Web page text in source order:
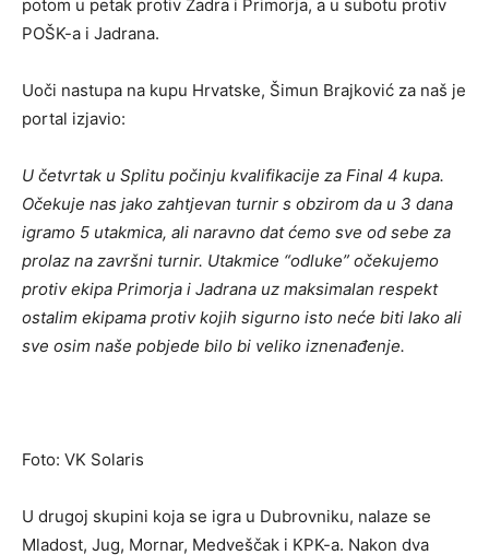
potom u petak protiv Zadra i Primorja, a u subotu protiv
POŠK-a i Jadrana.
Uoči nastupa na kupu Hrvatske, Šimun Brajković za naš je
portal izjavio:
U četvrtak u Splitu počinju kvalifikacije za Final 4 kupa.
Očekuje nas jako zahtjevan turnir s obzirom da u 3 dana
igramo 5 utakmica, ali naravno dat ćemo sve od sebe za
prolaz na završni turnir. Utakmice “odluke” očekujemo
protiv ekipa Primorja i Jadrana uz maksimalan respekt
ostalim ekipama protiv kojih sigurno isto neće biti lako ali
sve osim naše pobjede bilo bi veliko iznenađenje.
Foto: VK Solaris
U drugoj skupini koja se igra u Dubrovniku, nalaze se
Mladost, Jug, Mornar, Medveščak i KPK-a. Nakon dva